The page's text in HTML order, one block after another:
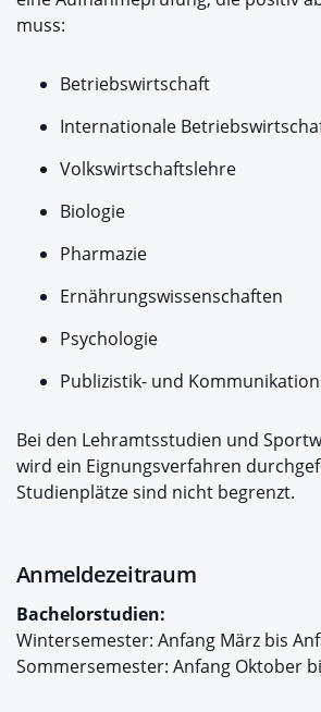
muss:
Betriebswirtschaft
Internationale
Volkswirtschaftslehre
Biologie
Pharmazie
Ernährungswissenschaften
Psychologie
Publizistik- und
Bei den Lehramtsstudien und
wird ein Eignungsverfahren
Studienplätze sind nicht begrenzt.
Anmeldezeitraum
Bachelorstudien:
Wintersemester: Anfang März bis
Sommersemester: Anfang Oktober